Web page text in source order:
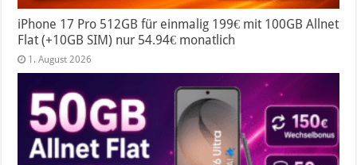
iPhone 17 Pro 512GB für einmalig 199€ mit 100GB Allnet
Flat (+10GB SIM) nur 54.94€ monatlich
1. August 2026